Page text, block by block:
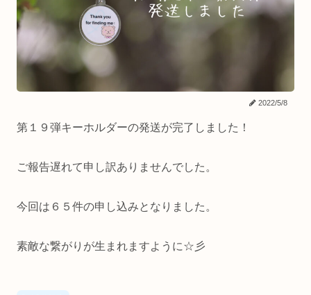
2022/5/8
第１９弾キーホルダーの発送が完了しました！
ご報告遅れて申し訳ありませんでした。
今回は６５件の申し込みとなりました。
素敵な繋がりが生まれますように☆彡